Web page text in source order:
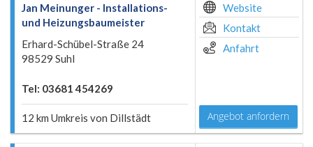
Jan Meinunger - Installations-
und Heizungsbaumeister
Erhard-Schübel-Straße 24
98529 Suhl
Tel: 03681 454269
12 km Umkreis von Dillstädt
Website
Kontakt
Anfahrt
Angebot anfordern